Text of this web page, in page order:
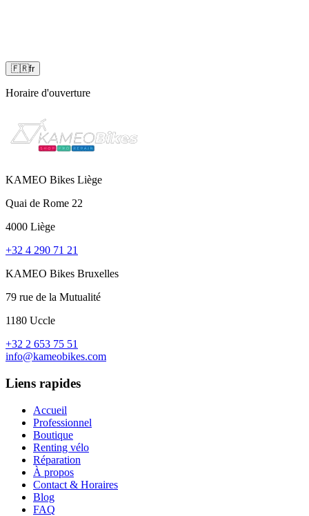
🇫🇷fr
Horaire d'ouverture
KAMEO Bikes Liège
Quai de Rome 22
4000 Liège
+32 4 290 71 21
KAMEO Bikes Bruxelles
79 rue de la Mutualité
1180 Uccle
+32 2 653 75 51
info@kameobikes.com
Liens rapides
Accueil
Professionnel
Boutique
Renting vélo
Réparation
À propos
Contact & Horaires
Blog
FAQ